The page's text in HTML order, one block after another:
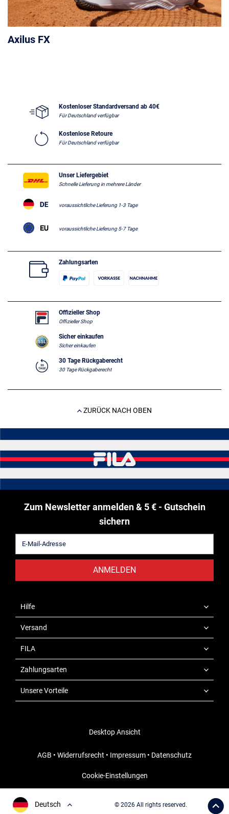
Axilus FX
Kostenloser Standardversand ab 40€
Für Deutschland verfügbar
Kostenlose Retoure
Für Deutschland verfügbar
Unser Liefergebiet
Schnelle Lieferung in mehrere Länder
voraussichtliche Lieferung 1-3 Tage
voraussichtliche Lieferung 5-7 Tage
Zahlungsarten
Offizieller Shop
Offizieller Shop
Sicher einkaufen
Sicher einkaufen
30 Tage Rückgaberecht
30 Tage Rückgaberecht
ZURÜCK NACH OBEN
Zum Newsletter anmelden & 5 € - Gutschein
sichern
ANMELDEN
Hilfe
Versand
FILA
Zahlungsarten
Unsere Vorteile
Desktop Ansicht
AGB • Widerrufsrecht • Impressum • Datenschutz
Cookie-Einstellungen
Deutsch © 2026 All rights reserved.